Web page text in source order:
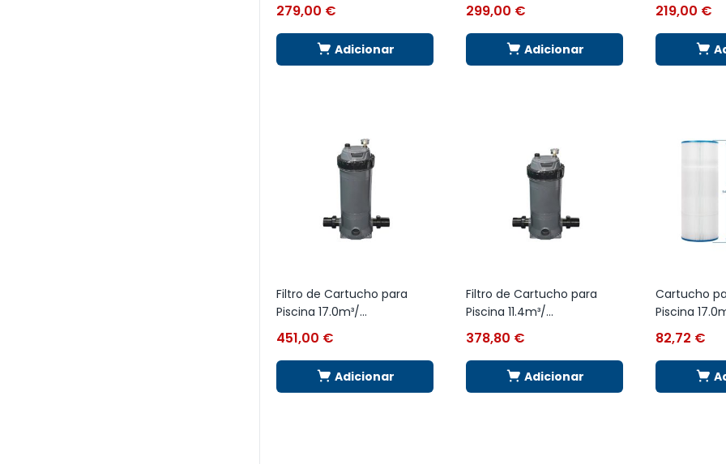
279,00 €
Adicionar
299,00 €
Adicionar
219,00 €
Filtro de Cartucho para
Piscina 17.0m³/...
451,00 €
Adicionar
Filtro de Cartucho para
Piscina 11.4m³/...
378,80 €
Adicionar
Cartucho
Piscina
82,72 €